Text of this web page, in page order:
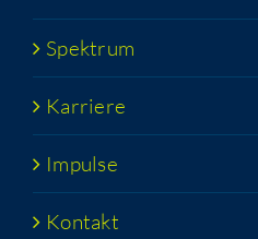
Spek­trum
Kar­rie­re
Impul­se
Kon­takt